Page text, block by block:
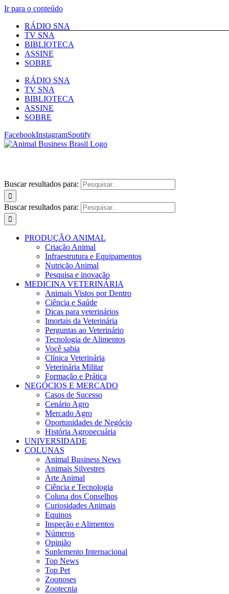
Ir para o conteúdo
RÁDIO SNA
TV SNA
BIBLIOTECA
ASSINE
SOBRE
RÁDIO SNA
TV SNA
BIBLIOTECA
ASSINE
SOBRE
FacebookInstagramSpotify
Buscar resultados para:
Buscar resultados para:
PRODUÇÃO ANIMAL
Criação Animal
Infraestrutura e Equipamentos
Nutrição Animal
Pesquisa e inovação
MEDICINA VETERINÁRIA
Animais Vistos por Dentro
Ciência e Saúde
Dicas para veterinários
Imortais da Veterinária
Perguntas ao Veterinário
Tecnologia de Alimentos
Você sabia
Clínica Veterinária
Veterinária Militar
Formação e Prática
NEGÓCIOS E MERCADO
Casos de Sucesso
Cenário Agro
Mercado Agro
Oportunidades de Negócio
História Agropecuária
UNIVERSIDADE
COLUNAS
Animal Business News
Animais Silvestres
Arte Animal
Ciência e Tecnologia
Coluna dos Conselhos
Curiosidades Animais
Equinos
Inspeção e Alimentos
Números
Opinião
Suplemento Internacional
Top News
Top Pet
Zoonoses
Zootecnia